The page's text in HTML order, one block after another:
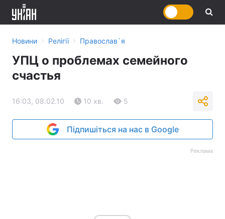
Новини › Релігії › Православ`я
УПЦ о проблемах семейного
счастья
16:03, 08.02.10 10 хв. 5
Підпишіться на нас в Google
Реклама